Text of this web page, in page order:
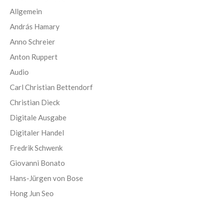
Allgemein
András Hamary
Anno Schreier
Anton Ruppert
Audio
Carl Christian Bettendorf
Christian Dieck
Digitale Ausgabe
Digitaler Handel
Fredrik Schwenk
Giovanni Bonato
Hans-Jürgen von Bose
Hong Jun Seo